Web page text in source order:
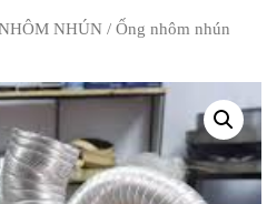
NHÚN / Ống nhôm nhún